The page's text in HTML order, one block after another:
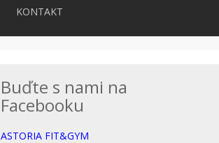
KONTAKT
Buďte s nami na
Facebooku
ASTORIA FIT&GYM